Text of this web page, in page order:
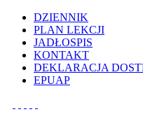
witryna
zawiera
system
dostępności.
DZIENNIK
PLAN LEKCJI
JADŁOSPIS
KONTAKT
DEKLARACJA
EPUAP